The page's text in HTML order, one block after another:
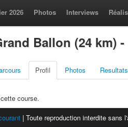
2026 Photos Interviews
Ballon (24 km)
Profil Photos Resultats
course.
| Toute reproduction interdite sans